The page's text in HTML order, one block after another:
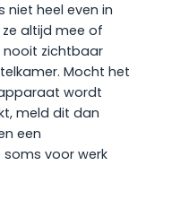
niet heel even in
altijd mee of
nooit zichtbaar
Mocht het
wordt
meld dit dan
een
soms voor werk